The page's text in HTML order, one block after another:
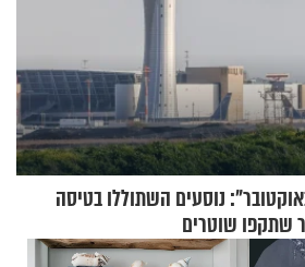
לכם שוב ה-7 באוקטובר": נוסעים השתוללו בטיסה
שתקפו שוטרים